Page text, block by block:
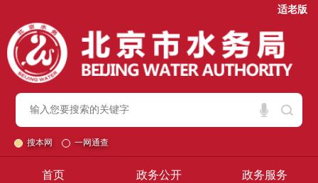
适老版
搜本网 一网通查
首页 政务公开 政务服务